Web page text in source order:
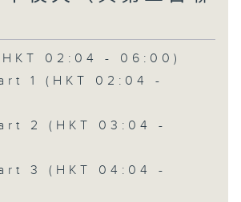
02:04 - 06:00)
1 (HKT 02:04 -
2 (HKT 03:04 -
3 (HKT 04:04 -